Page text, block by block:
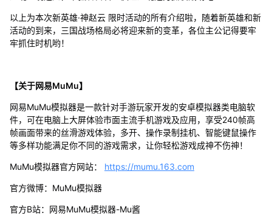
以上为本次新英雄·神赵云 限时活动的所有介绍啦，随着新英雄和新
活动的到来，三国战场格局必将迎来新的变革，各位主公记得要牢
牢抓住时机哟！
【关于网易MuMu】
网易MuMu模拟器是一款针对手游玩家开发的安卓模拟器类电脑软
件，可在电脑上大屏体验市面主流手机游戏及应用，享受240帧高
帧画面带来的丝滑游戏体验，多开、操作录制挂机、智能键鼠操作
等多样功能满足你不同的游戏需求，让你轻松游戏成神不伤神！
MuMu模拟器官方网站： https://mumu.163.com
官方微博：MuMu模拟器
官方B站：网易MuMu模拟器-Mu酱